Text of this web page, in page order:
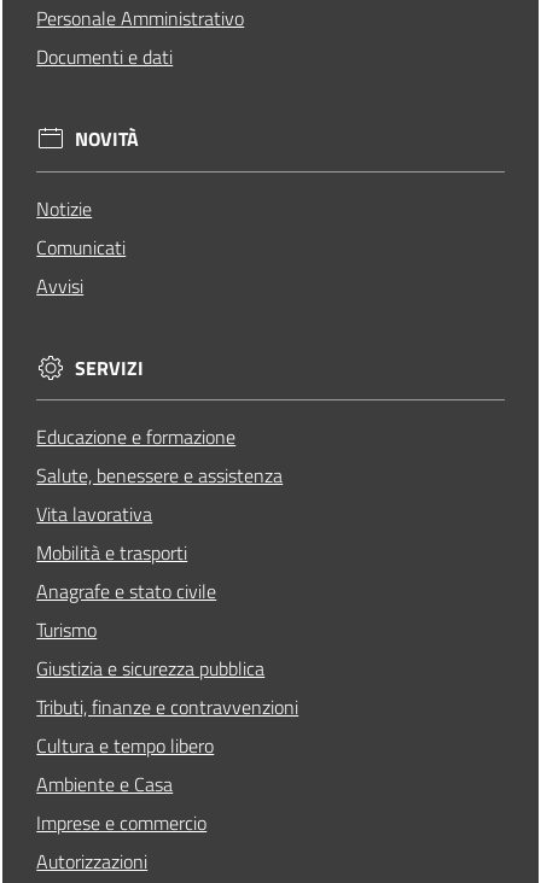
Personale Amministrativo
Documenti e dati
NOVITÀ
Notizie
Comunicati
Avvisi
SERVIZI
Educazione e formazione
Salute, benessere e assistenza
Vita lavorativa
Mobilità e trasporti
Anagrafe e stato civile
Turismo
Giustizia e sicurezza pubblica
Tributi, finanze e contravvenzioni
Cultura e tempo libero
Ambiente e Casa
Imprese e commercio
Autorizzazioni